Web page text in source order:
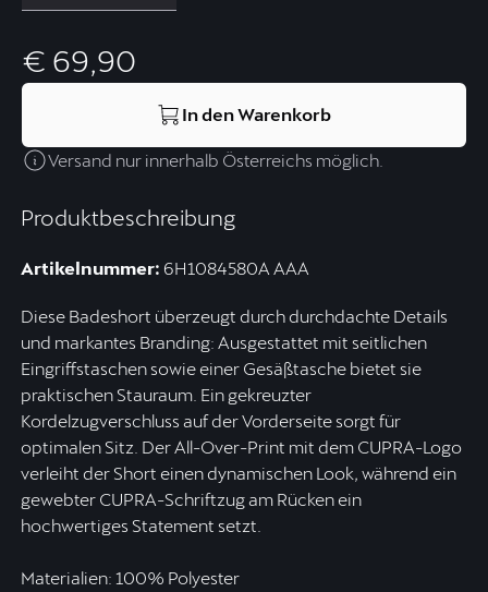
Produktbeschreibung
Artikelnummer: 6H1084580A AAA
Diese Badeshort überzeugt durch durchdachte Details
und markantes Branding: Ausgestattet mit seitlichen
Eingriffstaschen sowie einer Gesäßtasche bietet sie
praktischen Stauraum. Ein gekreuzter
Kordelzugverschluss auf der Vorderseite sorgt für
optimalen Sitz. Der All-Over-Print mit dem CUPRA-Logo
verleiht der Short einen dynamischen Look, während ein
gewebter CUPRA-Schriftzug am Rücken ein
hochwertiges Statement setzt.
Materialien: 100% Polyester
€ 69,90
In den Warenkorb
Versand nur innerhalb Österreichs möglich.